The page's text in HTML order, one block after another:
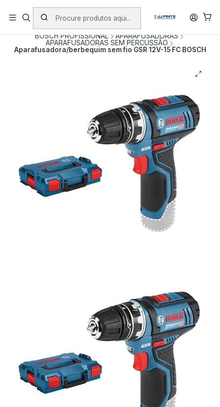
PORTES INCLUÍDOS EM ENCOMENDAS +75€ (excepto ilhas)
Início PRODUTOS
FERRAMENTAS SEM FIO
BOSCH PROFISSIONAL
APARAFUSADORAS
APARAFUSADORAS SEM PERCUSSÃO
Aparafusadora/berbequim sem fio GSR 12V-15 FC BOSCH